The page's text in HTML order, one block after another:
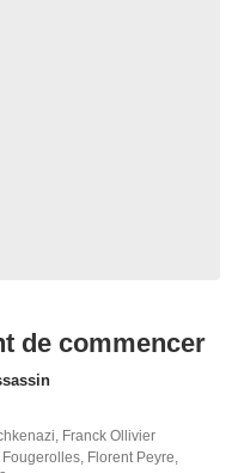
de commencer
Franck Ollivier
Florent Peyre